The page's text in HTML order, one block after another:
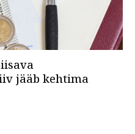
jääb kehtima